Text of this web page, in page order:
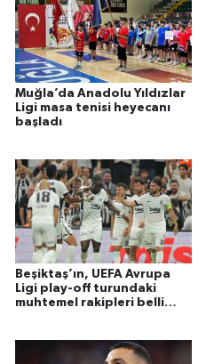
Muğla’da Anadolu Yıldızlar
Ligi masa tenisi heyecanı
başladı
Beşiktaş’ın, UEFA Avrupa
Ligi play-off turundaki
muhtemel rakipleri belli